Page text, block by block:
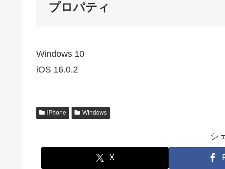
プロパティ
Windows 10
iOS 16.0.2
iPhone Windows
シ
X